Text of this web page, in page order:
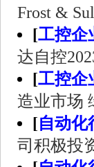
Frost &
[工控企
达自控
[工控企
造业市场
[自动化
司积极投